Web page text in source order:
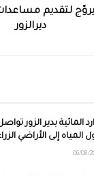
لتقديم
ديرالزور
المائية بدير الزور
المياه إلى الأراضي